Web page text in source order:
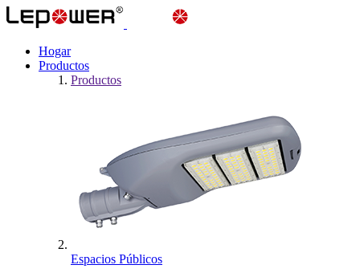
Hogar
Productos
Productos
Espacios Públicos